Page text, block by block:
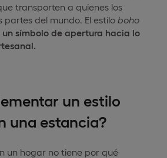
transporten a quienes los
partes del mundo. El estilo boho
un símbolo de apertura hacia lo
un estilo
una estancia?
un hogar no tiene por qué